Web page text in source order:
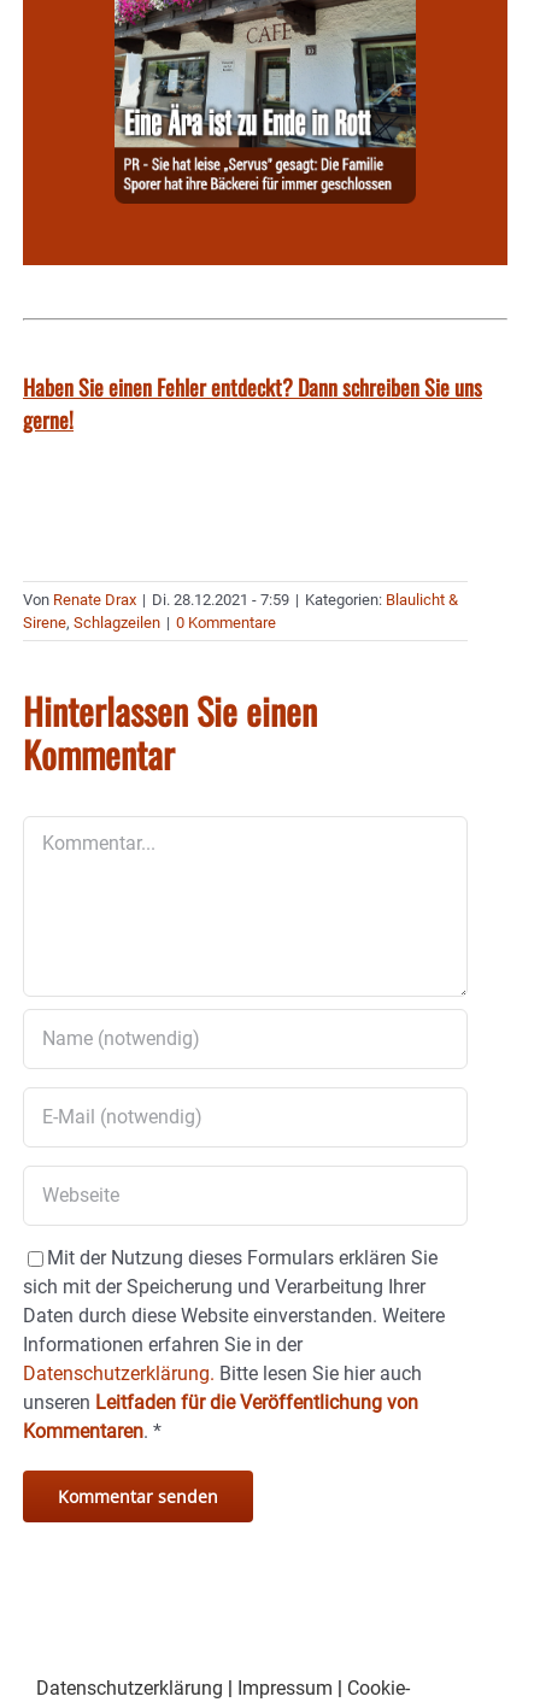
Haben Sie einen Fehler entdeckt? Dann schreiben Sie uns
gerne!
Von Renate Drax | Di. 28.12.2021 - 7:59 | Kategorien: Blaulicht &
Sirene, Schlagzeilen | 0 Kommentare
Hinterlassen Sie einen
Kommentar
Mit der Nutzung dieses Formulars erklären Sie
sich mit der Speicherung und Verarbeitung Ihrer
Daten durch diese Website einverstanden. Weitere
Informationen erfahren Sie in der
Datenschutzerklärung. Bitte lesen Sie hier auch
unseren Leitfaden für die Veröffentlichung von
Kommentaren. *
Datenschutzerklärung | Impressum | Cookie-